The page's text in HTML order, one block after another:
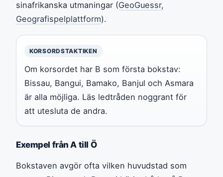
sinafrikanska utmaningar (GeoGuessr,
Geografispelplattform).
KORSORDSTAKTIKEN
Om korsordet har B som första bokstav:
Bissau, Bangui, Bamako, Banjul och Asmara
är alla möjliga. Läs ledtråden noggrant för
att utesluta de andra.
Exempel från A till Ö
Bokstaven avgör ofta vilken huvudstad som